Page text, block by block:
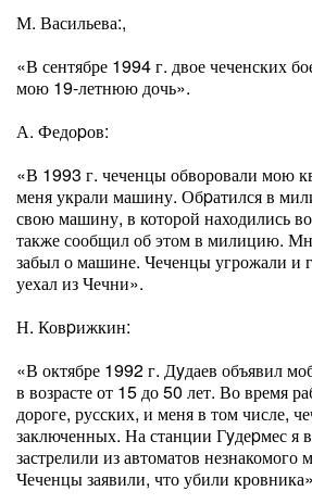
М. Васильева:,
«В сентябре 1994 г. двое чеченских
мою 19-летнюю дочь».
А. Федоpов:
«В 1993 г. чеченцы обворовали мою
меня украли машину. Обpатился в
свою машину, в которой находились
также сообщил об этом в милицию.
забыл о машине. Чеченцы угрожали и
уехал из Чечни».
Н. Ковpижкин:
«В октябре 1992 г. Дyдаев объявил
в возрасте от 15 до 50 лет. Во время
дороге, русских, и меня в том числе,
заключенных. На станции Гyдеpмес я
застрелили из автоматов
Чеченцы заявили, что убили